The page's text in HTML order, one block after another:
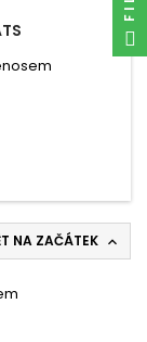
NA ZAČÁTEK 